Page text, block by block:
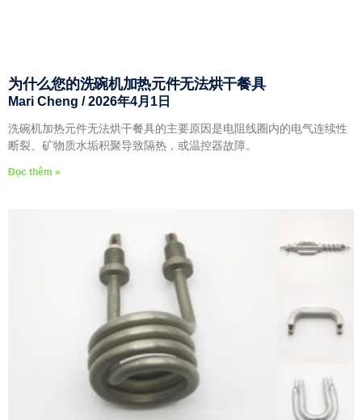
为什么您的洗碗机加热元件无法烘干餐具
Mari Cheng 2026年4月1日
洗碗机加热元件无法烘干餐具的主要原因是电阻线圈内的电气连续性
断裂、矿物质水垢积聚导致隔热，或温控器故障。
Đọc thêm »